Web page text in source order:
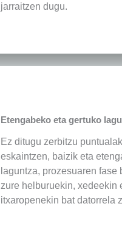
jarraitzen dugu.
Etengabeko eta gertuko
Ez ditugu zerbitzu
eskaintzen, baizik eta
laguntza, prozesuaren fase
zure helburuekin, xedeekin
itxaropenekin bat datorrela